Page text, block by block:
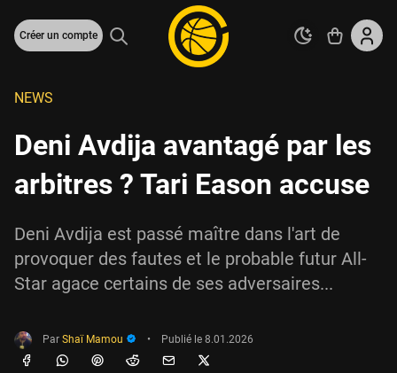
Créer un compte
NEWS
Deni Avdija avantagé par les
arbitres ? Tari Eason accuse
Deni Avdija est passé maître dans l'art de
provoquer des fautes et le probable futur All-
Star agace certains de ses adversaires...
Par Shaï Mamou • Publié le 8.01.2026